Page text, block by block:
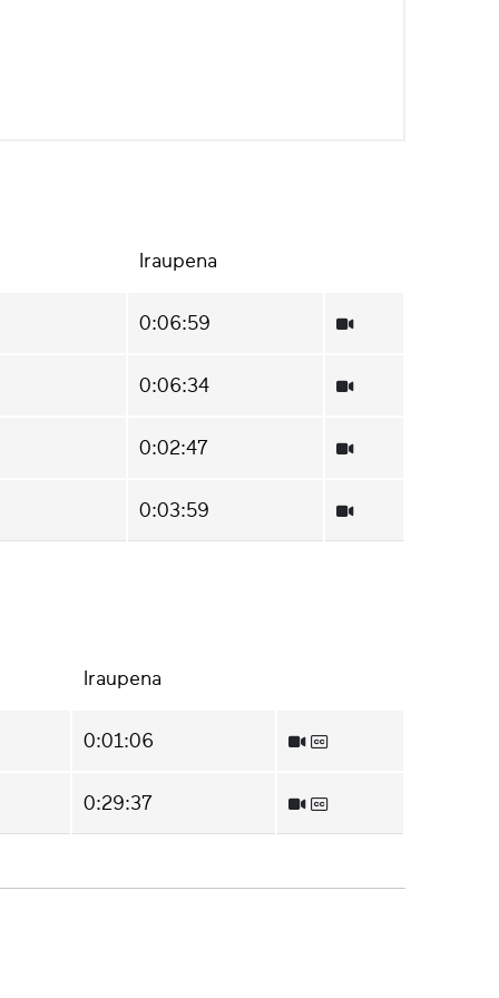
Iraupena
0:06:59
0:06:34
0:02:47
0:03:59
Iraupena
0:01:06
0:29:37